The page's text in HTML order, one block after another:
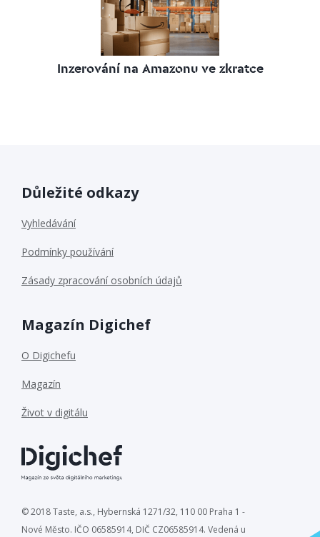
Inzerování na Amazonu ve zkratce
Důležité odkazy
Vyhledávání
Podmínky používání
Zásady zpracování osobních údajů
Magazín Digichef
O Digichefu
Magazín
Život v digitálu
© 2018 Taste, a.s., Hybernská 1271/32, 110 00 Praha 1 -
Nové Město. IČO 06585914, DIČ CZ06585914. Vedená u